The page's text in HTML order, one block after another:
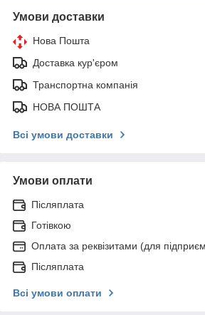
Умови доставки
Нова Пошта
Доставка кур'єром
Транспортна компанія
НОВА ПОШТА
Всі умови доставки
Умови оплати
Післяплата
Готівкою
Оплата за реквізитами (для
Післяплата
Всі умови оплати